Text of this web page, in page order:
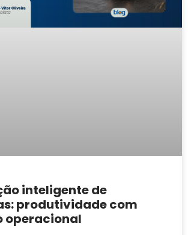
inteligente de
produtividade com
operacional